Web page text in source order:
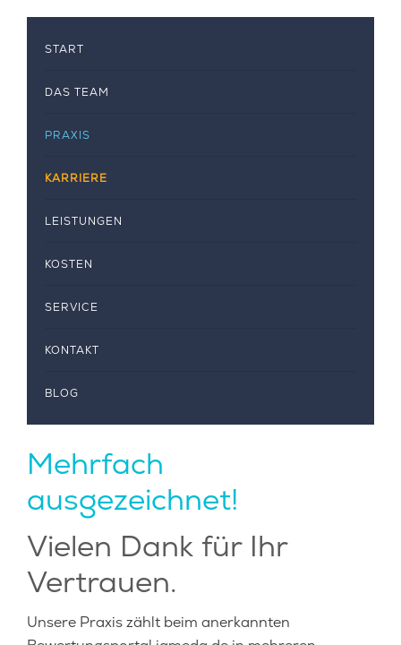
START
DAS TEAM
PRAXIS
KARRIERE
LEISTUNGEN
KOSTEN
SERVICE
KONTAKT
BLOG
Mehrfach
ausgezeichnet!
Vielen Dank für Ihr
Vertrauen.
Unsere Praxis zählt beim anerkannten